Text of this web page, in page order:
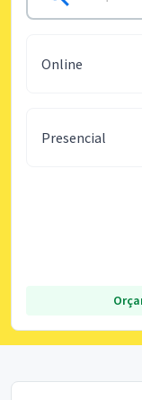
Online
Presencial